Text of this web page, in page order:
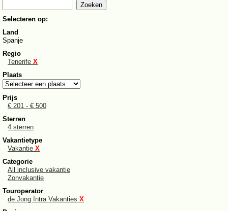
Selecteren op:
Land
Spanje
Regio
Tenerife X
Plaats
Prijs
€ 201 - € 500
Sterren
4 sterren
Vakantietype
Vakantie X
Categorie
All inclusive vakantie
Zonvakantie
Touroperator
de Jong Intra Vakanties X